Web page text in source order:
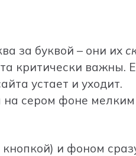
за буквой – они их
критически важны.
устает и уходит.
сером фоне мелким
и фоном